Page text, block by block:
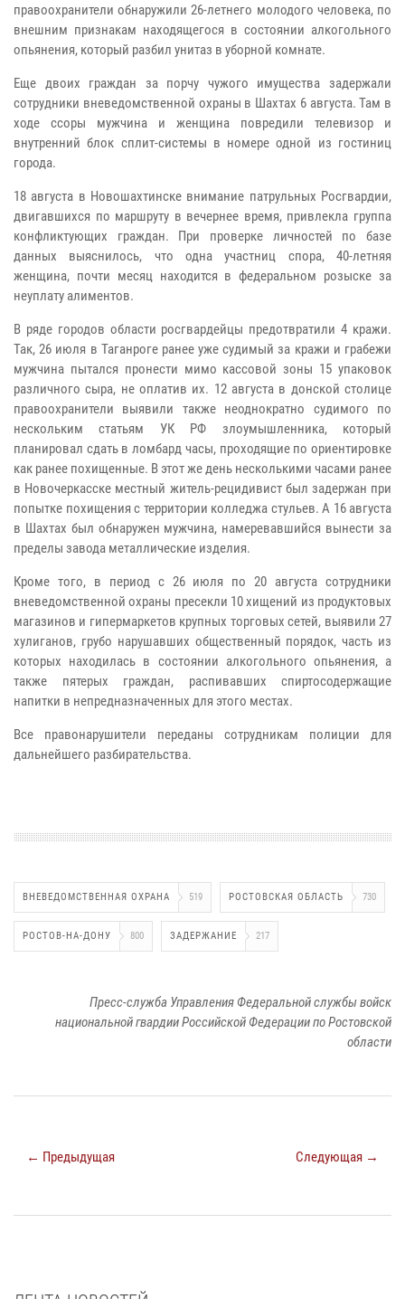
правоохранители обнаружили 26-летнего молодого человека, по
внешним признакам находящегося в состоянии алкогольного
опьянения, который разбил унитаз в уборной комнате.
Еще двоих граждан за порчу чужого имущества задержали
сотрудники вневедомственной охраны в Шахтах 6 августа. Там в
ходе ссоры мужчина и женщина повредили телевизор и
внутренний блок сплит-системы в номере одной из гостиниц
города.
18 августа в Новошахтинске внимание патрульных Росгвардии,
двигавшихся по маршруту в вечернее время, привлекла группа
конфликтующих граждан. При проверке личностей по базе
данных выяснилось, что одна участниц спора, 40-летняя
женщина, почти месяц находится в федеральном розыске за
неуплату алиментов.
В ряде городов области росгвардейцы предотвратили 4 кражи.
Так, 26 июля в Таганроге ранее уже судимый за кражи и грабежи
мужчина пытался пронести мимо кассовой зоны 15 упаковок
различного сыра, не оплатив их. 12 августа в донской столице
правоохранители выявили также неоднократно судимого по
нескольким статьям УК РФ злоумышленника, который
планировал сдать в ломбард часы, проходящие по ориентировке
как ранее похищенные. В этот же день несколькими часами ранее
в Новочеркасске местный житель-рецидивист был задержан при
попытке похищения с территории колледжа стульев. А 16 августа
в Шахтах был обнаружен мужчина, намеревавшийся вынести за
пределы завода металлические изделия.
Кроме того, в период с 26 июля по 20 августа сотрудники
вневедомственной охраны пресекли 10 хищений из продуктовых
магазинов и гипермаркетов крупных торговых сетей, выявили 27
хулиганов, грубо нарушавших общественный порядок, часть из
которых находилась в состоянии алкогольного опьянения, а
также пятерых граждан, распивавших спиртосодержащие
напитки в непредназначенных для этого местах.
Все правонарушители переданы сотрудникам полиции для
дальнейшего разбирательства.
ВНЕВЕДОМСТВЕННАЯ ОХРАНА 519 РОСТОВСКАЯ ОБЛАСТЬ 730
РОСТОВ-НА-ДОНУ 800 ЗАДЕРЖАНИЕ 217
Пресс-служба Управления Федеральной службы войск
национальной гвардии Российской Федерации по Ростовской
области
← Предыдущая Следующая →